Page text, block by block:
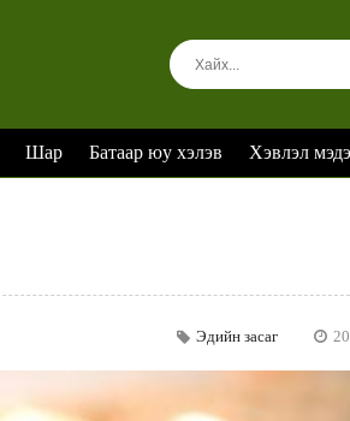
Шар Батаар юу хэлэв Хэвлэл
Эдийн засаг